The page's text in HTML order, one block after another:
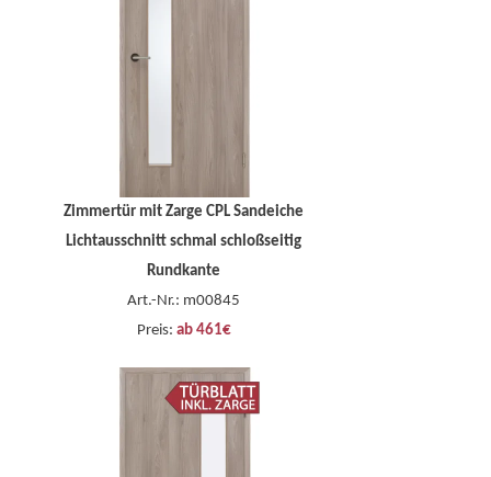
Zimmertür mit Zarge CPL Sandeiche
Lichtausschnitt schmal schloßseitig
Rundkante
Art.-Nr.: m00845
Preis: ab 461€